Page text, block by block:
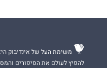
משימת העל של אינדיבוק
להפיץ לעולם את הסיפורים